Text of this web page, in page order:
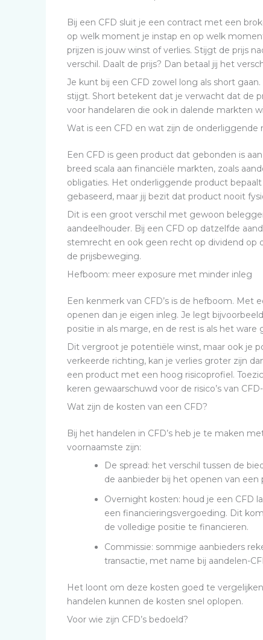
Bij een CFD sluit je een contract met een
op welk moment je instap en op welk
prijzen is jouw winst of verlies. Stijgt de prijs
verschil. Daalt de prijs? Dan betaal jij het
Je kunt bij een CFD zowel long als short
stijgt. Short betekent dat je verwacht dat de
voor handelaren die ook in dalende markten
Wat is een CFD en wat zijn de onderliggende
Een CFD is geen product dat gebonden is
breed scala aan financiële markten, zoals
obligaties. Het onderliggende product
gebaseerd, maar jij bezit dat product nooit
Dit is een groot verschil met gewoon
aandeelhouder. Bij een CFD op datzelfde
stemrecht en ook geen recht op dividend op
de prijsbeweging.
Hefboom: meer exposure met minder inleg
Een kenmerk van CFD’s is de hefboom.
openen dan je eigen inleg. Je legt
positie in als marge, en de rest is als het ware
Dit vergroot je potentiële winst, maar ook je
verkeerde richting, kan je verlies groter zijn
een product met een hoog risicoprofiel.
keren gewaarschuwd voor de risico’s van
Wat zijn de kosten van een CFD?
Bij het handelen in CFD’s heb je te maken
voornaamste zijn:
De spread: het verschil tussen de
de aanbieder bij het openen van een
Overnight kosten: houd je een CFD
een financieringsvergoeding. Dit
de volledige positie te financieren.
Commissie: sommige aanbieders
transactie, met name bij aandelen-
Het loont om deze kosten goed te
handelen kunnen de kosten snel oplopen.
Voor wie zijn CFD’s bedoeld?